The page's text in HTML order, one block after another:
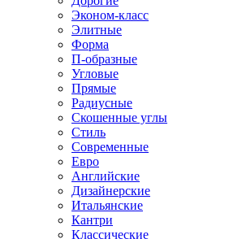
Эконом-класс
Элитные
Форма
П-образные
Угловые
Прямые
Радиусные
Скошенные углы
Стиль
Современные
Евро
Английские
Дизайнерские
Итальянские
Кантри
Классические